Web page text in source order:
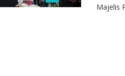
Majelis